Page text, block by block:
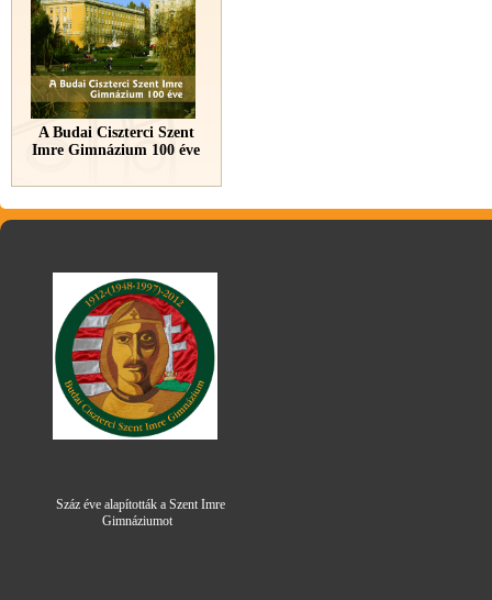
A Budai Ciszterci Szent
Imre Gimnázium 100 éve
Száz éve alapították a Szent Imre
Gimnáziumot